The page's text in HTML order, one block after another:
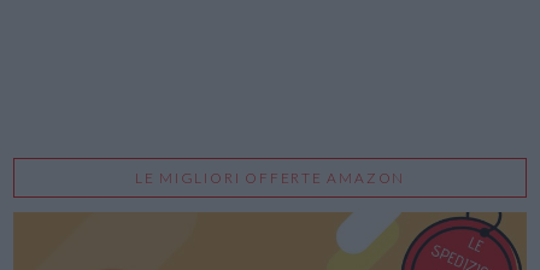
LE MIGLIORI OFFERTE AMAZON